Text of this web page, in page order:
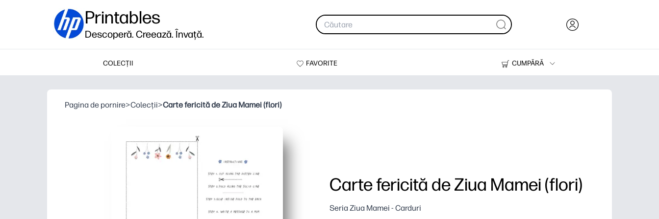
Printables
Descoperă. Creează. Învață.
COLECȚII FAVORITE
CUMPĂRĂ
Imprimante
Pagina de pornire>Colecții>Carte fericită de Ziua Mamei (flori)
Carte fericită de Ziua Mamei (flori)
Seria Ziua Mamei - Carduri